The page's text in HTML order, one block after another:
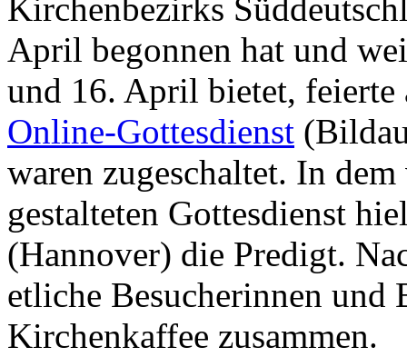
Kirchenbezirks
April begonnen hat und
und 16. April bietet,
Online-Gottesdienst
waren zugeschaltet. In
gestalteten Gottesdienst
(Hannover) die Predigt.
etliche Besucherinnen und
Kirchenkaffee zusammen.